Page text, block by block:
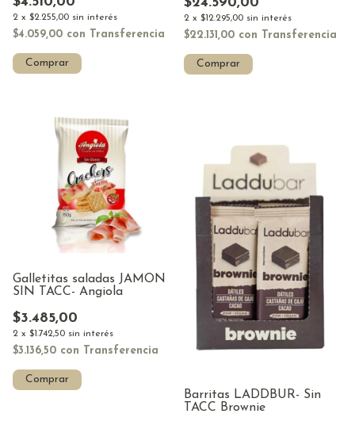
2 x $2.255,00 sin interés
$4.059,00 con Transferencia
Comprar
2 x $12.295,00 sin interés
$22.131,00 con Transferencia
Comprar
Galletitas saladas JAMÓN
SIN TACC- Angiola
$3.485,00
2 x $1.742,50 sin interés
$3.136,50 con Transferencia
Comprar
Barritas LADDBUR- Sin
TACC Brownie